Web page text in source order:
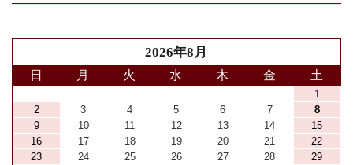
2026年8月
日 月 火 水 木 金 土
1
2
3 4 5 6 7
8
9
10 11 12 13 14
15
16
17 18 19 20 21
22
23
24 25 26 27 28
29